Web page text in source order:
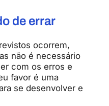
de errar
ocorrem,
não é necessário
com os erros e
favor é uma
se desenvolver e